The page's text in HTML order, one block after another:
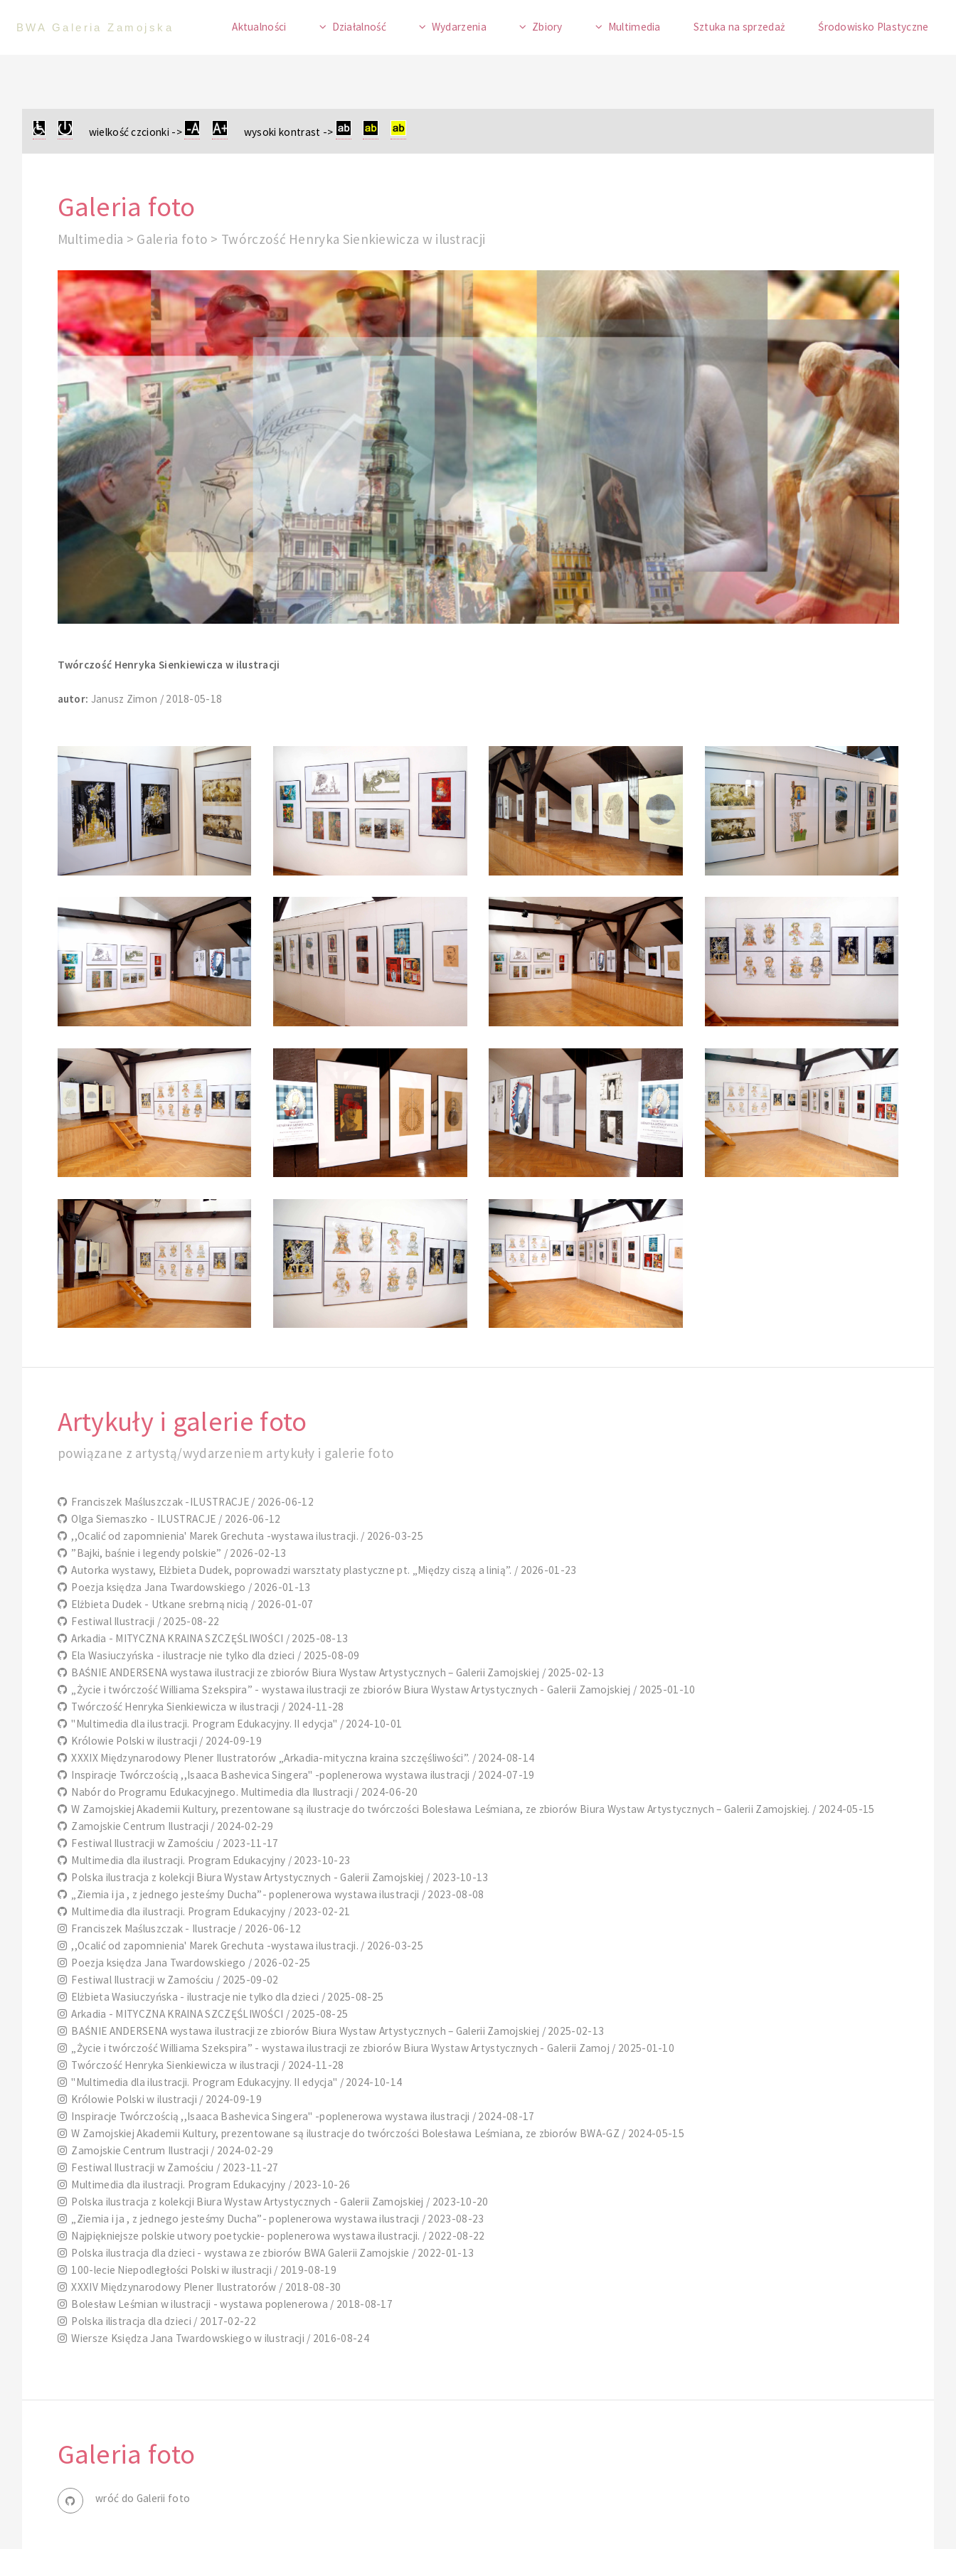
BWA Galeria Zamojska Aktualności Działalność Wydarzenia Zbiory Multimedia Sztuka na sprzedaż Środowisko Plastyczne
wielkość czcionki -> wysoki kontrast ->
Galeria foto
Multimedia > Galeria foto > Twórczość Henryka Sienkiewicza w ilustracji
Twórczość Henryka Sienkiewicza w ilustracji
autor: Janusz Zimon / 2018-05-18
Artykuły i galerie foto
powiązane z artystą/wydarzeniem artykuły i galerie foto
Franciszek Maśluszczak -ILUSTRACJE / 2026-06-12
Olga Siemaszko - ILUSTRACJE / 2026-06-12
,,Ocalić od zapomnienia' Marek Grechuta -wystawa ilustracji. / 2026-03-25
”Bajki, baśnie i legendy polskie” / 2026-02-13
Autorka wystawy, Elżbieta Dudek, poprowadzi warsztaty plastyczne pt. „Między ciszą a linią”. / 2026-01-23
Poezja księdza Jana Twardowskiego / 2026-01-13
Elżbieta Dudek - Utkane srebrną nicią / 2026-01-07
Festiwal Ilustracji / 2025-08-22
Arkadia - MITYCZNA KRAINA SZCZĘŚLIWOŚCI / 2025-08-13
Ela Wasiuczyńska - ilustracje nie tylko dla dzieci / 2025-08-09
BAŚNIE ANDERSENA wystawa ilustracji ze zbiorów Biura Wystaw Artystycznych – Galerii Zamojskiej / 2025-02-13
„Życie i twórczość Williama Szekspira” - wystawa ilustracji ze zbiorów Biura Wystaw Artystycznych - Galerii Zamojskiej / 2025-01-10
Twórczość Henryka Sienkiewicza w ilustracji / 2024-11-28
"Multimedia dla ilustracji. Program Edukacyjny. II edycja" / 2024-10-01
Królowie Polski w ilustracji / 2024-09-19
XXXIX Międzynarodowy Plener Ilustratorów „Arkadia-mityczna kraina szczęśliwości”. / 2024-08-14
Inspiracje Twórczością ,,Isaaca Bashevica Singera" -poplenerowa wystawa ilustracji / 2024-07-19
Nabór do Programu Edukacyjnego. Multimedia dla Ilustracji / 2024-06-20
W Zamojskiej Akademii Kultury, prezentowane są ilustracje do twórczości Bolesława Leśmiana, ze zbiorów Biura Wystaw Artystycznych – Galerii Zamojskiej. / 2024-05-15
Zamojskie Centrum Ilustracji / 2024-02-29
Festiwal Ilustracji w Zamościu / 2023-11-17
Multimedia dla ilustracji. Program Edukacyjny / 2023-10-23
Polska ilustracja z kolekcji Biura Wystaw Artystycznych - Galerii Zamojskiej / 2023-10-13
„Ziemia i ja , z jednego jesteśmy Ducha”- poplenerowa wystawa ilustracji / 2023-08-08
Multimedia dla ilustracji. Program Edukacyjny / 2023-02-21
Franciszek Maśluszczak - Ilustracje / 2026-06-12
,,Ocalić od zapomnienia' Marek Grechuta -wystawa ilustracji. / 2026-03-25
Poezja księdza Jana Twardowskiego / 2026-02-25
Festiwal Ilustracji w Zamościu / 2025-09-02
Elżbieta Wasiuczyńska - ilustracje nie tylko dla dzieci / 2025-08-25
Arkadia - MITYCZNA KRAINA SZCZĘŚLIWOŚCI / 2025-08-25
BAŚNIE ANDERSENA wystawa ilustracji ze zbiorów Biura Wystaw Artystycznych – Galerii Zamojskiej / 2025-02-13
„Życie i twórczość Williama Szekspira” - wystawa ilustracji ze zbiorów Biura Wystaw Artystycznych - Galerii Zamoj / 2025-01-10
Twórczość Henryka Sienkiewicza w ilustracji / 2024-11-28
"Multimedia dla ilustracji. Program Edukacyjny. II edycja" / 2024-10-14
Królowie Polski w ilustracji / 2024-09-19
Inspiracje Twórczością ,,Isaaca Bashevica Singera" -poplenerowa wystawa ilustracji / 2024-08-17
W Zamojskiej Akademii Kultury, prezentowane są ilustracje do twórczości Bolesława Leśmiana, ze zbiorów BWA-GZ / 2024-05-15
Zamojskie Centrum Ilustracji / 2024-02-29
Festiwal Ilustracji w Zamościu / 2023-11-27
Multimedia dla ilustracji. Program Edukacyjny / 2023-10-26
Polska ilustracja z kolekcji Biura Wystaw Artystycznych - Galerii Zamojskiej / 2023-10-20
„Ziemia i ja , z jednego jesteśmy Ducha”- poplenerowa wystawa ilustracji / 2023-08-23
Najpiękniejsze polskie utwory poetyckie- poplenerowa wystawa ilustracji. / 2022-08-22
Polska ilustracja dla dzieci - wystawa ze zbiorów BWA Galerii Zamojskie / 2022-01-13
100-lecie Niepodległości Polski w ilustracji / 2019-08-19
XXXIV Międzynarodowy Plener Ilustratorów / 2018-08-30
Bolesław Leśmian w ilustracji - wystawa poplenerowa / 2018-08-17
Polska ilistracja dla dzieci / 2017-02-22
Wiersze Księdza Jana Twardowskiego w ilustracji / 2016-08-24
Galeria foto
wróć do Galerii foto